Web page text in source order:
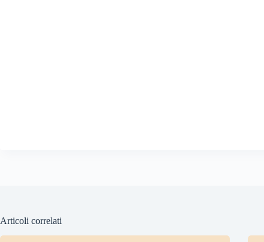
Articoli correlati